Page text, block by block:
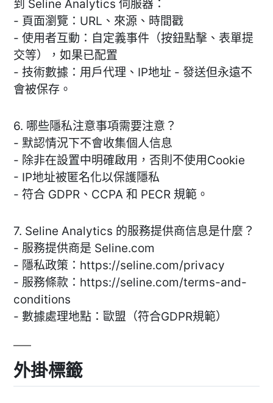
到 Seline Analytics 伺服器：
- 頁面瀏覽：URL、來源、時間戳
- 使用者互動：自定義事件（按鈕點擊、表單提
交等），如果已配置
- 技術數據：用戶代理、IP地址 - 發送但永遠不
會被保存。
6. 哪些隱私注意事項需要注意？
- 默認情況下不會收集個人信息
- 除非在設置中明確啟用，否則不使用Cookie
- IP地址被匿名化以保護隱私
- 符合 GDPR、CCPA 和 PECR 規範。
7. Seline Analytics 的服務提供商信息是什麼？
- 服務提供商是 Seline.com
- 隱私政策：https://seline.com/privacy
- 服務條款：https://seline.com/terms-and-
conditions
- 數據處理地點：歐盟（符合GDPR規範）
外掛標籤